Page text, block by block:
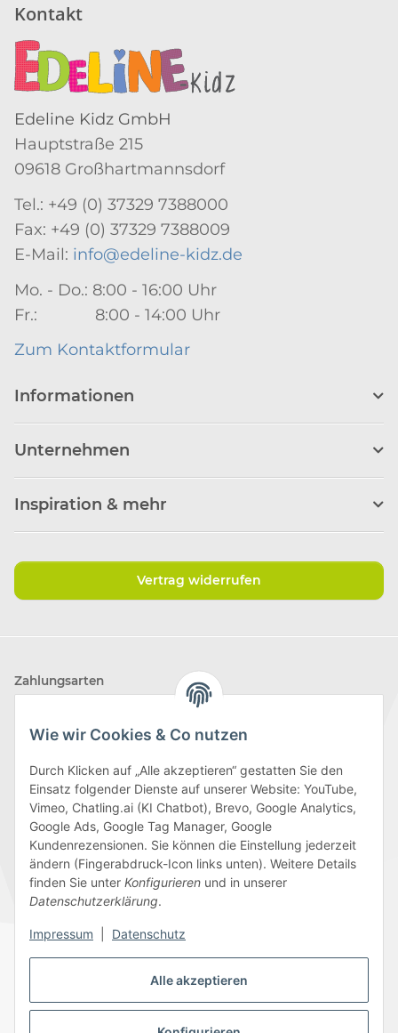
Alle akzeptieren
Wie wir Cookies & Co nutzen
Durch Klicken auf „Alle akzeptieren“ gestatten Sie den
Einsatz folgender Dienste auf unserer Website: YouTube,
Vimeo, Chatling.ai (KI Chatbot), Brevo, Google Analytics,
Google Ads, Google Tag Manager, Google
Kundenrezensionen. Sie können die Einstellung jederzeit
ändern (Fingerabdruck-Icon links unten). Weitere Details
finden Sie unter Konfigurieren und in unserer
Datenschutzerklärung.
Impressum Datenschutz
Kontakt
Edeline Kidz GmbH
Hauptstraße 215
09618 Großhartmannsdorf
Tel.: +49 (0) 37329 7388000
Fax: +49 (0) 37329 7388009
E-Mail: info@edeline-kidz.de
Mo. - Do.: 8:00 - 16:00 Uhr
Fr.: 8:00 - 14:00 Uhr
Zum Kontaktformular
Informationen
Unternehmen
Inspiration & mehr
Vertrag widerrufen
Zahlungsarten
Wir versenden mit
Folge uns
DatenschutzAGBSitemapImpressum
BatteriegesetzhinweiseWiderrufsrecht